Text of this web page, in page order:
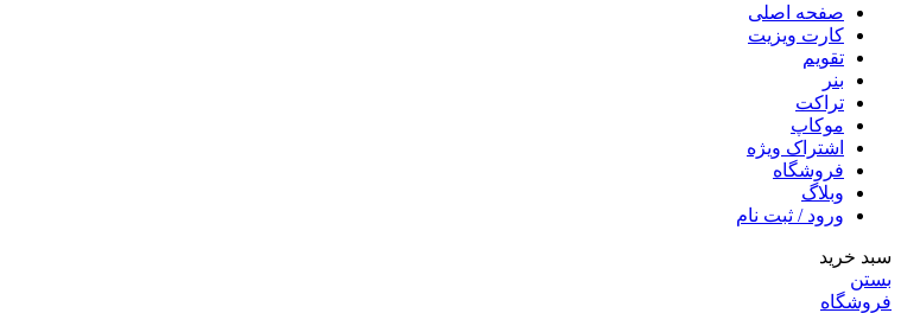
صفحه اصلی
کارت ویزیت
تقویم
بنر
تراکت
موکاپ
اشتراک ویژه
فروشگاه
وبلاگ
ورود / ثبت نام
سبد خرید
بستن
فروشگاه